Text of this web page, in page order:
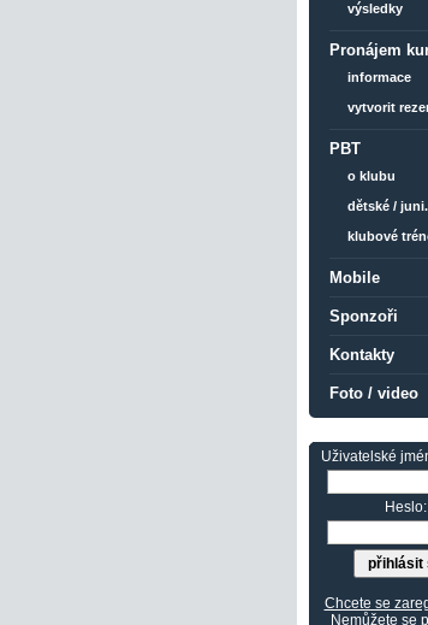
výsledky
Pronájem
informace
vytvorit
PBT
o klubu
dětské /
klubové
Mobile
Sponzoři
Kontakty
Foto / video
Uživatelské
Heslo:
Chcete se
Nemůžete se